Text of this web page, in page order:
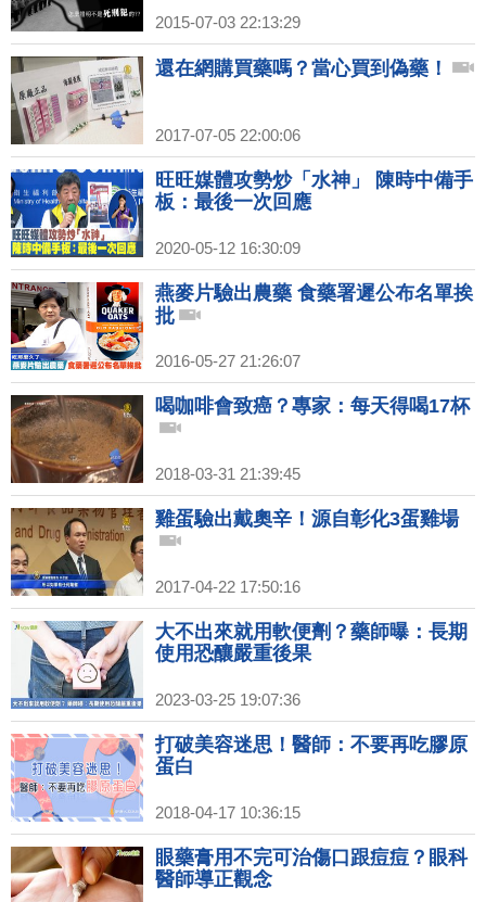
2015-07-03 22:13:29
還在網購買藥嗎？當心買到偽藥！
2017-07-05 22:00:06
旺旺媒體攻勢炒「水神」 陳時中備手
板：最後一次回應
2020-05-12 16:30:09
燕麥片驗出農藥 食藥署遲公布名單挨
批
2016-05-27 21:26:07
喝咖啡會致癌？專家：每天得喝17杯
2018-03-31 21:39:45
雞蛋驗出戴奧辛！源自彰化3蛋雞場
2017-04-22 17:50:16
大不出來就用軟便劑？藥師曝：長期
使用恐釀嚴重後果
2023-03-25 19:07:36
打破美容迷思！醫師：不要再吃膠原
蛋白
2018-04-17 10:36:15
眼藥膏用不完可治傷口跟痘痘？眼科
醫師導正觀念